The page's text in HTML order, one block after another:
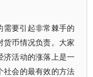
要引起非常棘手的
货币情况负责。大家
活动的涨落上是一
社会的最有效的方法